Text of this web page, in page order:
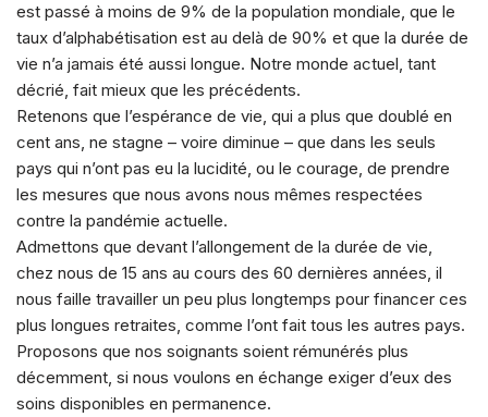
est passé à moins de 9% de la population mondiale, que le
taux d’alphabétisation est au delà de 90% et que la durée de
vie n’a jamais été aussi longue. Notre monde actuel, tant
décrié, fait mieux que les précédents.
Retenons que l’espérance de vie, qui a plus que doublé en
cent ans, ne stagne – voire diminue – que dans les seuls
pays qui n’ont pas eu la lucidité, ou le courage, de prendre
les mesures que nous avons nous mêmes respectées
contre la pandémie actuelle.
Admettons que devant l’allongement de la durée de vie,
chez nous de 15 ans au cours des 60 dernières années, il
nous faille travailler un peu plus longtemps pour financer ces
plus longues retraites, comme l’ont fait tous les autres pays.
Proposons que nos soignants soient rémunérés plus
décemment, si nous voulons en échange exiger d’eux des
soins disponibles en permanence.